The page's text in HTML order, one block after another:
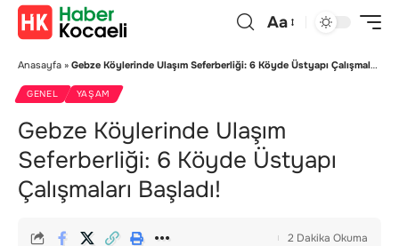
Aa
Anasayfa » Gebze Köylerinde Ulaşım Seferberliği: 6 Köyde Üstyapı Çalışmaları Başladı!
GENEL YAŞAM
Gebze Köylerinde Ulaşım
Seferberliği: 6 Köyde Üstyapı
Çalışmaları Başladı!
2 Dakika Okuma